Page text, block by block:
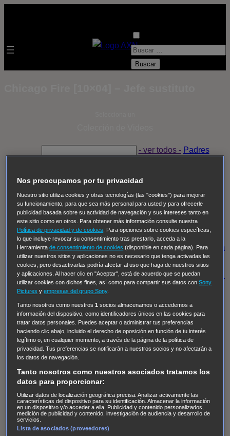
B
- ver todos - Padres
Despedida Salvaje Despedida Salvaje
Thomas, el ojo del FBI
Pan Am
Dawson crece
Insomnia El Guardián The Blacklist Cinco en familia
Hudson & Rex Diez libras y un sueño Mr Loverman
Regreso al futuro III NUEVE CUERPOS Los últimos
caballeros Tormenta infinita Sing Street Cobra Kai
Tom
y Lola High Country Los casos de Susan Ryeland:
Moonflower Murders Twisted Metal Mentes Criminales:
Evolution Terapia de Choque
Hailey Dean Without Sin: Libre de Culpa Morbius
NCIS: Nueva Orleans Pandora En fuera de juego
The Shield: Al margen de la ley Duplicated Preacher
The Killing Kind Intersecciones DOC Bite Club
Chicago Fire
de personas desaparecidas Mad Dogs La Sustituta
Ladrón de guante blanco
AXN Masters of Sex Three PinesAccused CarterAlice
Nevers Crossing Lines Einstein Sobrenatural Cómo
defender a un asesino
Nos preocupamos por tu privacidad
Nuestro sitio utiliza cookies y otras tecnologías (las "cookies") para mejorar
su funcionamiento, para que sea más personal para usted y para ofrecerle
publicidad basada sobre su actividad de navegación y sus intereses tanto en
este sitio como en otros. Para obtener más información consulte nuestra
Política de privacidad y de cookies
. Para opciones sobre cookies específicas,
lo que incluye revocar su consentimiento tras prestarlo, acceda a la
Herramientade consentimiento de cookies (disponible en cada página). Para
utilizar nuestros sitios y aplicaciones no es necesario que tenga activadas las
cookies, pero desactivarlas podría afectar al uso que haga de nuestros sitios
y aplicaciones. Al hacer clic en "Aceptar", está de acuerdo que se puedan
utilizar cookies con dichos fines, así como para compartir sus datos conSony
Pictures yempresas del grupo Sony.
Tanto nosotros como nuestros1 socios almacenamos o accedemos a
información del dispositivo, como identificadores únicos en las cookies para
tratar datos personales. Puedes aceptar o administrar tus preferencias
haciendo clic abajo, incluido el derecho de oposición en función de tu interés
legítimo o, en cualquier momento, a través de la página de la política de
privacidad. Tus preferencias se notificarán a nuestros socios y no afectarán a
los datos de navegación.
Tanto nosotros como nuestros asociados tratamos los
datos para proporcionar:
Utilizar datos de localización geográfica precisa. Analizar activamente las
características del dispositivo para su identificación. Almacenar la información
en un dispositivo y/o acceder a ella. Publicidad y contenido personalizados,
medición de publicidad y contenido, investigación de audiencia y desarrollo de
servicios.
Lista de asociados (proveedores)